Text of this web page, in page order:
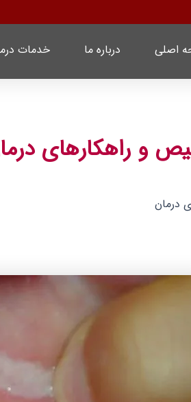
اصلی درباره ما خدمات
و راهکارهای
درمان